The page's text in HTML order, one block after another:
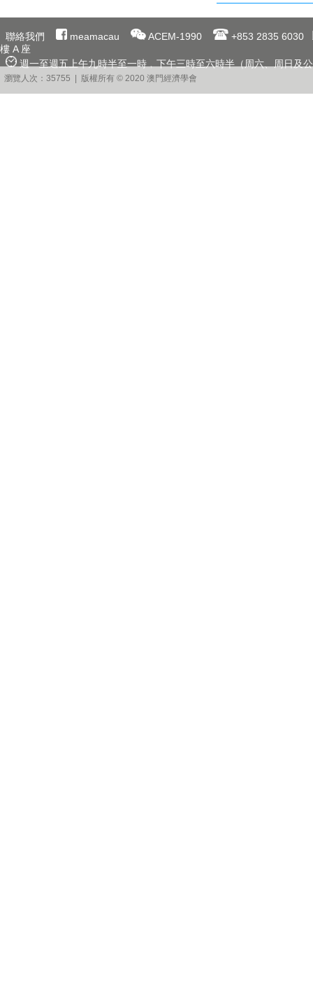
聯絡我們 meamacau ACEM-1990
+853 2835 6030
樓 A 座
週一至週五上午九時半至一時﹐下午三時至六時半（周六、周日及
瀏覽人次：35755 | 版權所有 © 2020 澳門經濟學會